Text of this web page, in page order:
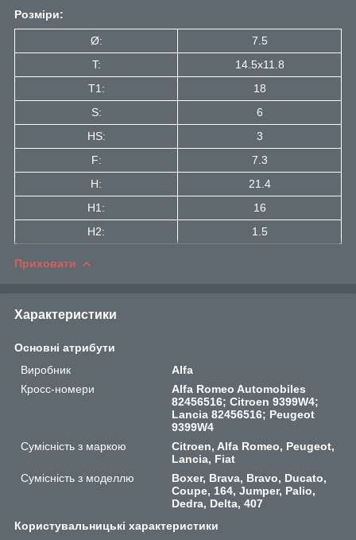
Розміри:
Ø:
7.5
T:
14.5x11.8
T1:
18
S:
6
HS:
3
F:
7.3
H:
21.4
H1:
16
H2:
1.5
Приховати
Характеристики
Основні атрибути
Виробник
Alfa
Кросс-номери
Alfa Romeo Automobiles
82456516; Citroen 9399W4;
Lancia 82456516; Peugeot
9399W4
Сумісність з маркою
Citroen, Alfa Romeo, Peugeot,
Lancia, Fiat
Сумісність з моделлю
Boxer, Brava, Bravo, Ducato,
Coupe, 164, Jumper, Palio,
Dedra, Delta, 407
Користувальницькі характеристики